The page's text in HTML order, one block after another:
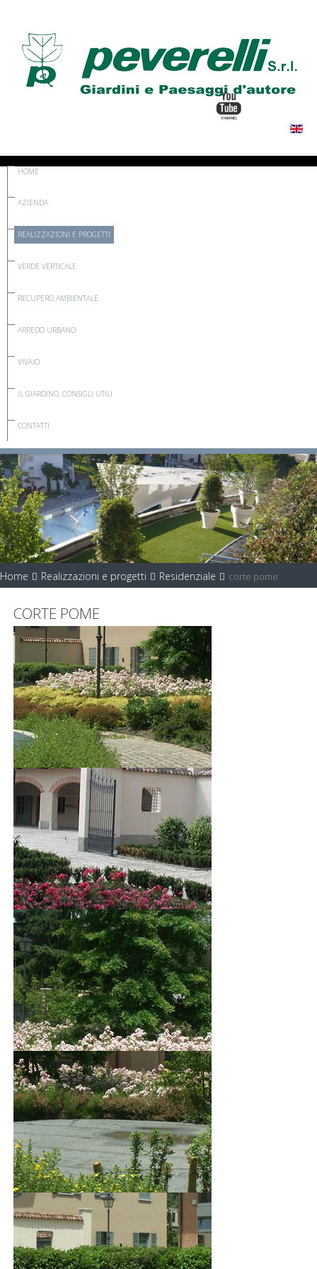
HOME
AZIENDA
REALIZZAZIONI E PROGETTI
VERDE VERTICALE
RECUPERO AMBIENTALE
ARREDO URBANO
VIVAIO
IL GIARDINO, CONSIGLI UTILI
CONTATTI
Home Realizzazioni e progetti Residenziale corte pome
CORTE POME